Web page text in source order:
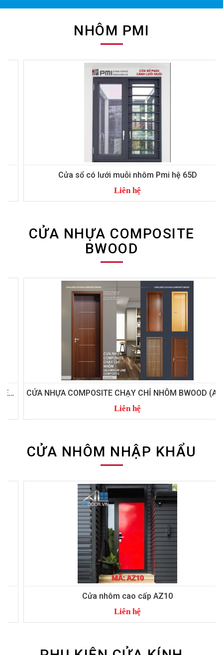
NHÔM PMI
Cửa sổ có lưới muỗi nhôm Pmi hệ 65D
Liên hệ
CỬA NHỰA COMPOSITE
BWOOD
CỬA NHỰA COMPOSITE CHẠY CHỈ NHÔM BWOOD (ALUMINUM LINE COMPOSITE DOOR)
Liên hệ
CỬA NHÔM NHẬP KHẨU
Cửa nhôm cao cấp AZ10
Liên hệ